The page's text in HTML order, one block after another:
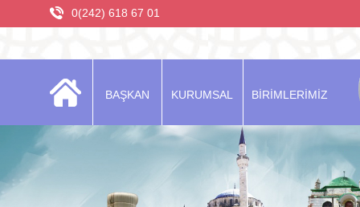
0(242) 618 67 01
BAŞKAN KURUMSAL BİRİMLERİMİZ